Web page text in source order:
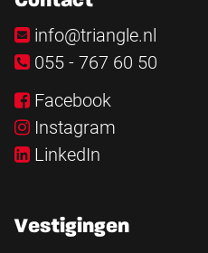
info@triangle.nl
055 - 767 60 50
Facebook
Instagram
LinkedIn
Vestigingen